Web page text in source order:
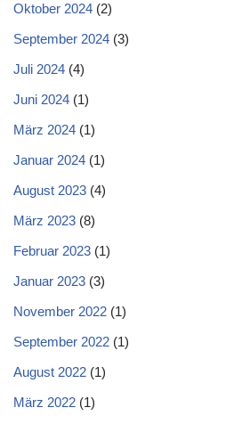
Oktober 2024 (2)
September 2024 (3)
Juli 2024 (4)
Juni 2024 (1)
März 2024 (1)
Januar 2024 (1)
August 2023 (4)
März 2023 (8)
Februar 2023 (1)
Januar 2023 (3)
November 2022 (1)
September 2022 (1)
August 2022 (1)
März 2022 (1)